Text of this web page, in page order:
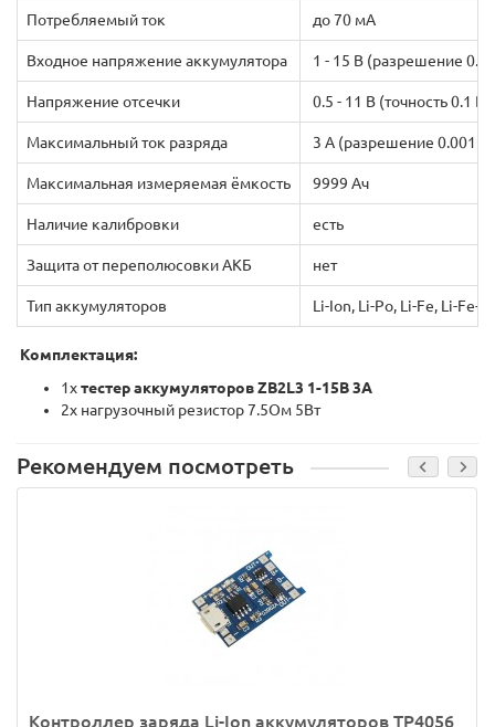
Потребляемый ток до 70 мА
Входное напряжение аккумулятора 1 - 15 В (разрешение
Напряжение отсечки 0.5 - 11 В (точность 0.1 В)
Максимальный ток разряда 3 А (разрешение 0.001 А)
Максимальная измеряемая ёмкость 9999 Ач
Наличие калибровки есть
Защита от переполюсовки АКБ нет
Тип аккумуляторов Li-Ion, Li-Po, Li-Fe, Li-Fe-
Комплектация:
1xтестер аккумуляторов ZB2L3 1-15В 3А
2х нагрузочный резистор 7.5Ом 5Вт
Рекомендуем посмотреть
Контроллер заряда Li-Ion аккумуляторов TP4056